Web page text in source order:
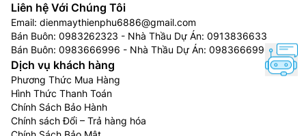
Liên hệ Với Chúng Tôi
Email: dienmaythienphu6886@gmail.com
Bán Buôn: 0983262323 - Nhà Thầu Dự Án: 0913836633
Bán Buôn: 0983666996 - Nhà Thầu Dự Án: 0983666996
Dịch vụ khách hàng
Phương Thức Mua Hàng
Hình Thức Thanh Toán
Chính Sách Bảo Hành
Chính sách Đổi – Trả hàng hóa